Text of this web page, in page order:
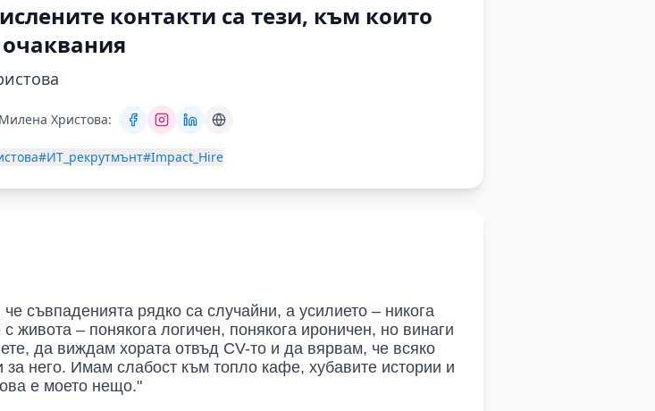
контакти са тези, към които
Христова:
#ИТ_рекрутмънт#Impact_Hire
съвпаденията рядко са случайни, а усилието – никога
живота – понякога логичен, понякога ироничен, но винаги
да виждам хората отвъд CV-то и да вярвам, че всяко
за него. Имам слабост към топло кафе, хубавите истории и
е моето нещо."